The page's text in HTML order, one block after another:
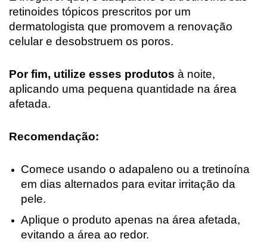
retinoides tópicos prescritos por um
dermatologista que promovem a renovação
celular e desobstruem os poros.
Por fim, utilize esses produtos à noite,
aplicando uma pequena quantidade na área
afetada.
Recomendação:
Comece usando o adapaleno ou a tretinoína
em dias alternados para evitar irritação da
pele.
Aplique o produto apenas na área afetada,
evitando a área ao redor.